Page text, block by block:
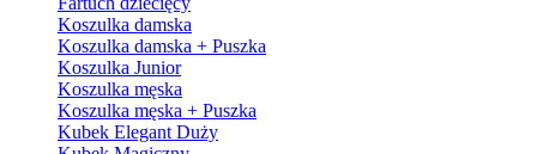
Koszulka damska
Koszulka damska + Puszka
Koszulka Junior
Koszulka męska
Koszulka męska + Puszka
Kubek Elegant Duży